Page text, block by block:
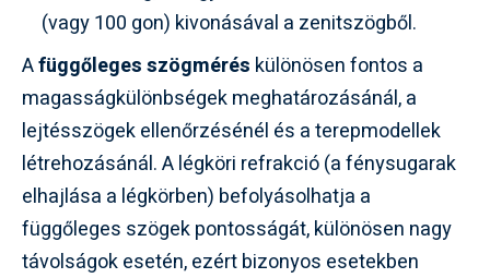
(vagy 100 gon) kivonásával a zenitszögből.
Afüggőleges szögmérés különösen fontos a
magasságkülönbségek meghatározásánál, a
lejtésszögek ellenőrzésénél és a terepmodellek
létrehozásánál. A légköri refrakció (a fénysugarak
elhajlása a légkörben) befolyásolhatja a
függőleges szögek pontosságát, különösen nagy
távolságok esetén, ezért bizonyos esetekben